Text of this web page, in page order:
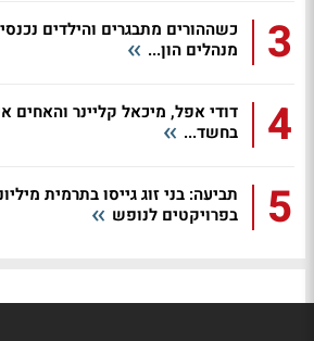
3
כשההורים מתבגרים והילדים
מנהלים הון...
4
דודי אפל, מיכאל קליינר והאחים
בחשד...
5
תביעה: בני זוג גייסו בתרמית
בפרויקטים לנופש